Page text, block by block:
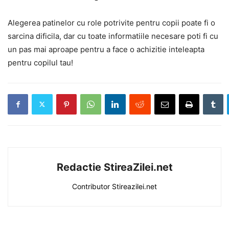
Alegerea patinelor cu role potrivite pentru copii poate fi o
sarcina dificila, dar cu toate informatiile necesare poti fi cu
un pas mai aproape pentru a face o achizitie inteleapta
pentru copilul tau!
Redactie StireaZilei.net
Contributor Stireazilei.net